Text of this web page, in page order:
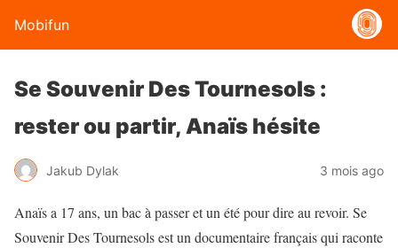
Mobifun
Se Souvenir Des Tournesols :
rester ou partir, Anaïs hésite
Jakub Dylak 3 mois ago
Anaïs a 17 ans, un bac à passer et un été pour dire au revoir. Se
Souvenir Des Tournesols est un documentaire français qui raconte